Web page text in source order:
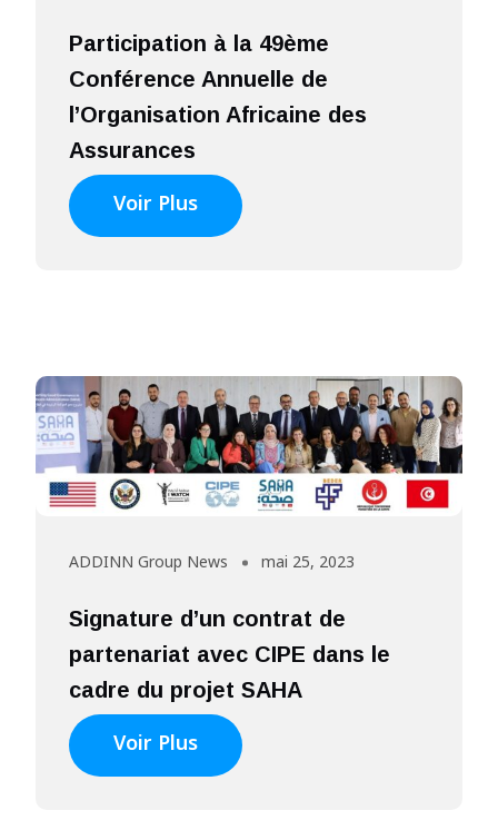
Participation à la 49ème
Conférence Annuelle de
l’Organisation Africaine des
Assurances
Voir Plus
ADDINN Group News mai 25, 2023
Signature d’un contrat de
partenariat avec CIPE dans le
cadre du projet SAHA
Voir Plus